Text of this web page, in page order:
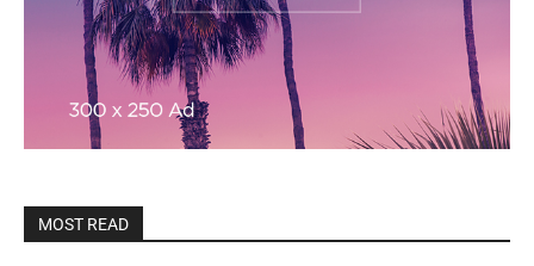
MOST READ